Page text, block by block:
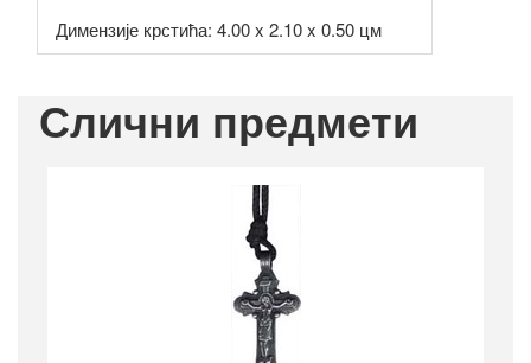
Димензије крстића: 4.00 x 2.10 x 0.50 цм
Слични предмети